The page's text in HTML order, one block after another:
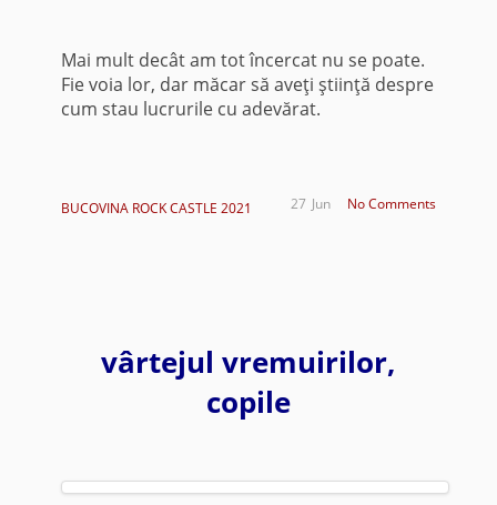
Mai mult decât am tot încercat nu se poate.
Fie voia lor, dar măcar să aveţi ştiinţă despre
cum stau lucrurile cu adevărat.
BUCOVINA ROCK CASTLE 2021 No Comments
Jun
27
vârtejul vremuirilor,
copile